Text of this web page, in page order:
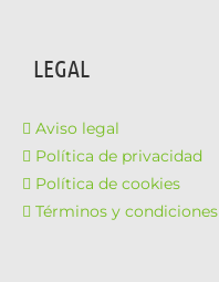
LEGAL
Aviso legal
Política de privacidad
Política de cookies
Términos y condiciones